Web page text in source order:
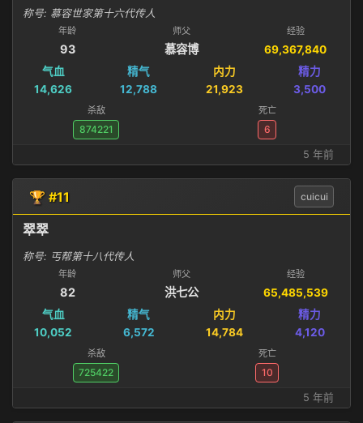
称号: 慕容世家第十六代传人
年龄
93
师父
慕容博
经验
69,367,840
气血
14,626
精气
12,788
内力
21,923
精力
3,500
杀敌
874221
死亡
6
5 年前
🏆 #11 cuicui
翠翠
称号: 丐帮第十八代传人
年龄
82
师父
洪七公
经验
65,485,539
气血
10,052
精气
6,572
内力
14,784
精力
4,120
杀敌
725422
死亡
10
5 年前